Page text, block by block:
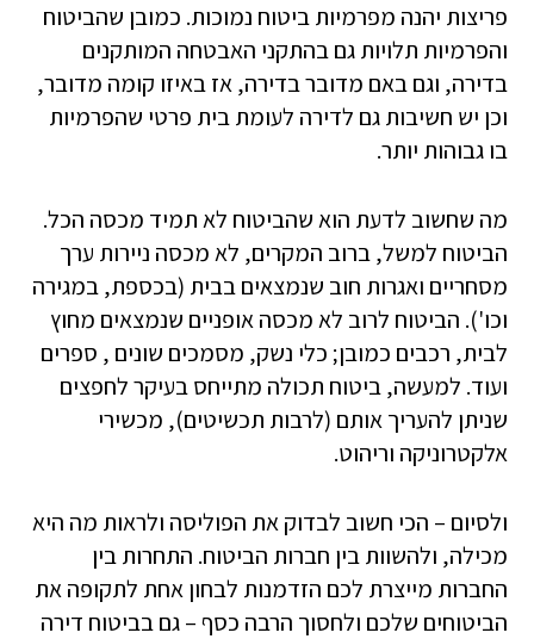
פריצות יהנה מפרמיות ביטוח נמוכות. כמובן שהביטוח
והפרמיות תלויות גם בהתקני האבטחה המותקנים
בדירה, וגם באם מדובר בדירה, אז באיזו קומה מדובר,
וכן יש חשיבות גם לדירה לעומת בית פרטי שהפרמיות
בו גבוהות יותר.
מה שחשוב לדעת הוא שהביטוח לא תמיד מכסה הכל.
הביטוח למשל, ברוב המקרים, לא מכסה ניירות ערך
מסחריים ואגרות חוב שנמצאים בבית (בכספת, במגירה
וכו'). הביטוח לרוב לא מכסה אופניים שנמצאים מחוץ
לבית, רכבים כמובן; כלי נשק, מסמכים שונים , ספרים
ועוד. למעשה, ביטוח תכולה מתייחס בעיקר לחפצים
שניתן להעריך אותם (לרבות תכשיטים), מכשירי
אלקטרוניקה וריהוט.
ולסיום – הכי חשוב לבדוק את הפוליסה ולראות מה היא
מכילה, ולהשוות בין חברות הביטוח. התחרות בין
החברות מייצרת לכם הזדמנות לבחון אחת לתקופה את
הביטוחים שלכם ולחסוך הרבה כסף – גם בביטוח דירה